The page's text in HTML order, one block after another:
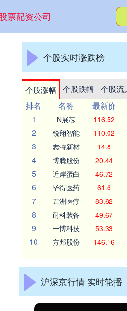
票配资公司
个股实时涨跌榜
个股涨幅 个股跌幅 个股流
排名
名称 最新价
1
N展芯 116.52
2 锐翔智能 110.02
3 志特新材 14.8
4 博腾股份 20.44
5 近岸蛋白 46.72
6 毕得医药 61.6
7 五洲医疗 83.62
8 耐科装备 49.67
9 一博科技 53.33
10 方邦股份 146.16
沪深京行情 实时轮播